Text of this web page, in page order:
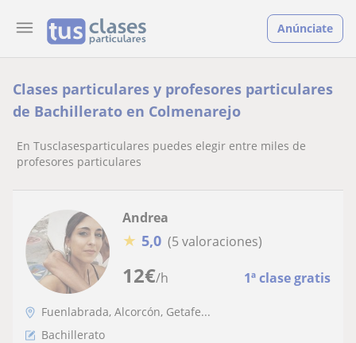
Anúnciate
Clases particulares y profesores particulares
de Bachillerato en Colmenarejo
En Tusclasesparticulares puedes elegir entre miles de
profesores particulares
12€/h 1ª clase gratis
Andrea
★ 5,0 (5 valoraciones)
Fuenlabrada, Alcorcón, Getafe...
Bachillerato